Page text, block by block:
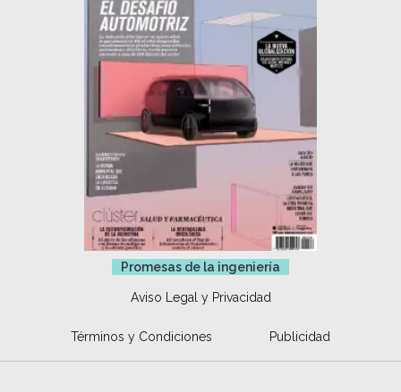
Promesas de la ingeniería
Aviso Legal y Privacidad
Términos y Condiciones Publicidad